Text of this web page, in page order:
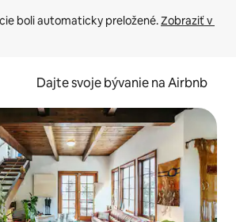
boli automaticky preložené. Zobraziť v
Dajte svoje bývanie na Airbnb